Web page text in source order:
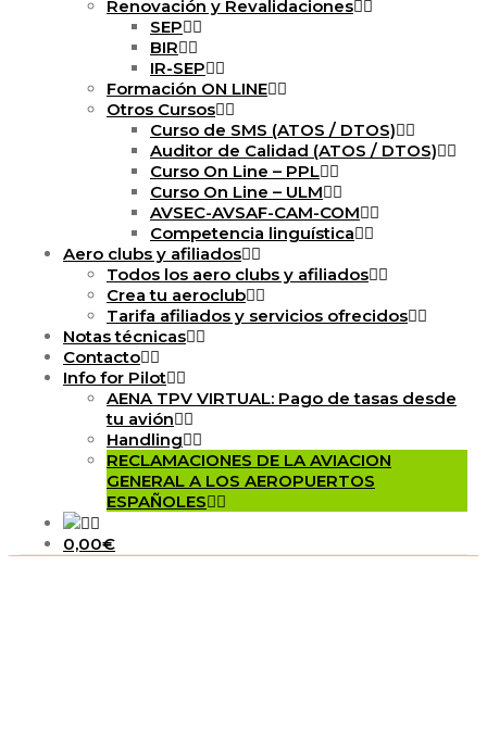
Renovación y Revalidaciones
SEP
BIR
IR-SEP
Formación ON LINE
Otros Cursos
Curso de SMS (ATOS / DTOS)
Auditor de Calidad (ATOS / DTOS)
Curso On Line – PPL
Curso On Line – ULM
AVSEC-AVSAF-CAM-COM
Competencia linguística
Aero clubs y afiliados
Todos los aero clubs y afiliados
Crea tu aeroclub
Tarifa afiliados y servicios ofrecidos
Notas técnicas
Contacto
Info for Pilot
AENA TPV VIRTUAL: Pago de tasas desde
tu avión
Handling
RECLAMACIONES DE LA AVIACION
GENERAL A LOS AEROPUERTOS
ESPAÑOLES
0,00€